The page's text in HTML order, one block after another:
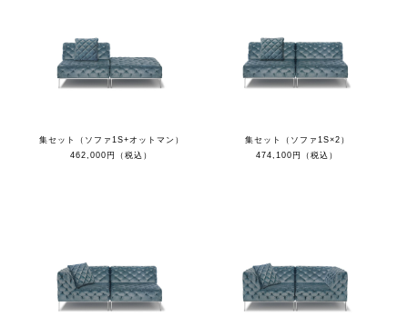
集セット（ソファ1S+オットマン）
462,000円（税込）
集セット（ソファ1S×2）
474,100円（税込）